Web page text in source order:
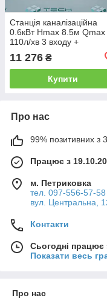
Станція каналізаційна
0.6кВт Hmax 8.5м Qmax
110л/хв 3 входу +
фронтальний вхід 90мм
LEO 3.0 WC601A
11 276 ₴
Купити
Про нас
99% позитивних з
Працює з
м. Петриковка
тел. 097-556-57-58
вул. Центральна,
Контакти
Сьогодні працює
Показати весь
Про нас